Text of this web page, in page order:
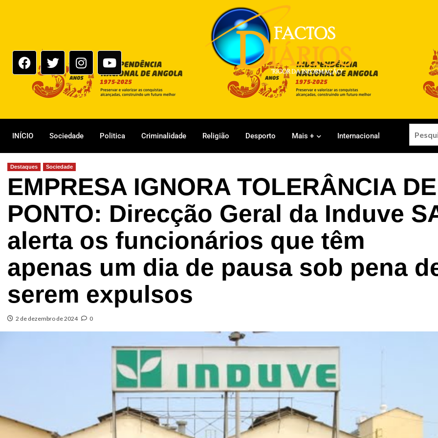
INÍCIO Sociedade Politica Criminalidade Religião Desporto Mais + Internacional
Destaques Sociedade
EMPRESA IGNORA TOLERÂNCIA DE
PONTO: Direcção Geral da Induve
alerta os funcionários que têm
apenas um dia de pausa sob pena
serem expulsos
2 de dezembro de 2024 0